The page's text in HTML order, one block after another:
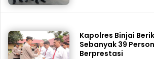
Kapolres Binjai
Sebanyak 39
Berprestasi